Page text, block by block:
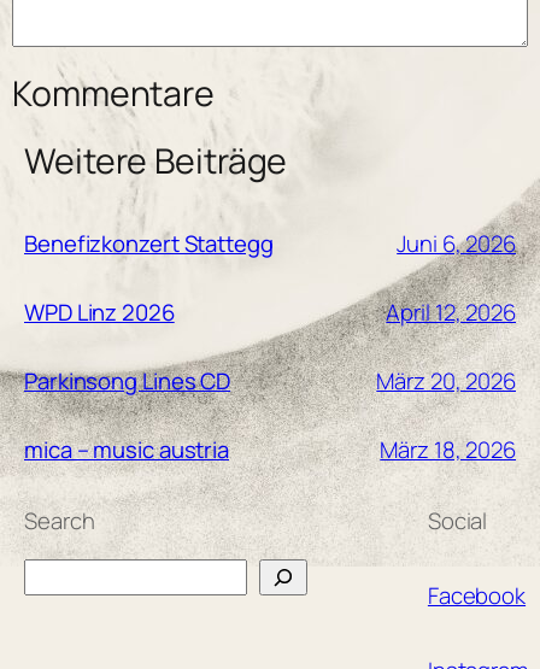
Kommentare
Weitere Beiträge
Benefizkonzert Stattegg Juni 6, 2026
WPD Linz 2026 April 12, 2026
Parkinsong Lines CD März 20, 2026
mica – music austria März 18, 2026
Search
Social
Facebook